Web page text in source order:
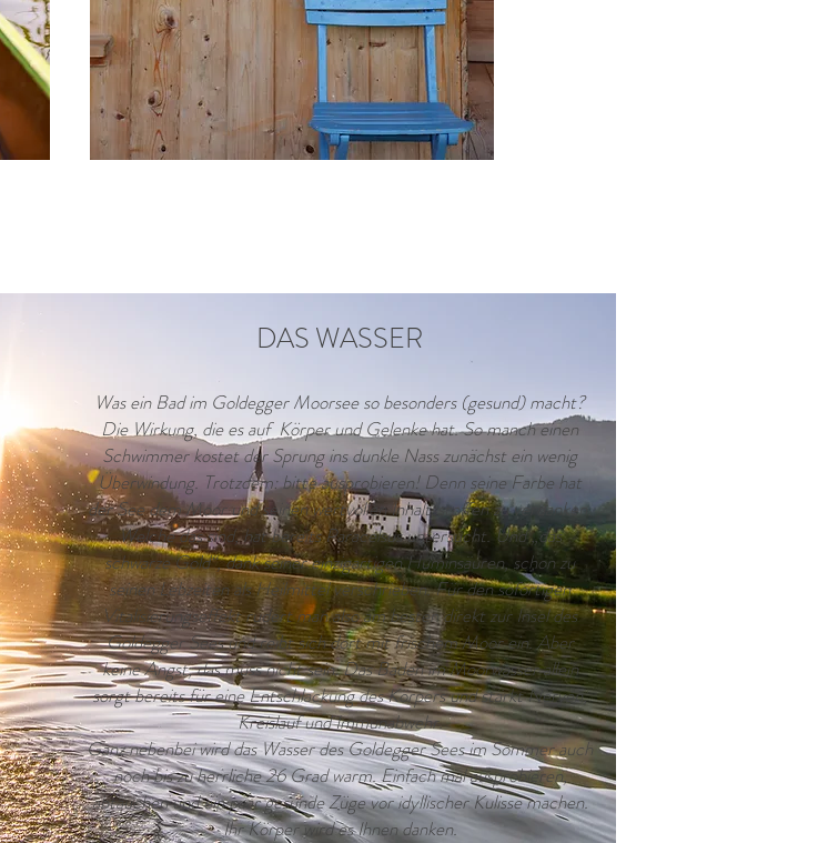
DAS WASSER
Was ein Bad im Goldegger Moorsee so besonders (gesund) macht?
Die Wirkung, die es auf Körper und Gelenke hat. So manch einen
Schwimmer kostet der Sprung ins dunkle Nass zunächst ein wenig
Überwindung. Trotzdem: bitte ausprobieren! Denn seine Farbe hat
der See dem Moor und seinen wertvollen Inhaltsstoffen zu verdanken.
Welche das sind, hat bereits Paracelsus untersucht. Und „das
schwarze Gold“, dank seiner einzigartigen Huminsäuren, schon zu
seinen Lebzeiten als Heilmittel verschrieben. Für den sofortigen
Vitalisierungseffekt rudert man also am besten direkt zur Insel des
Goldegger Sees und reibt sich dort mit frischem Moor ein. Aber
keine Angst, das muss nicht sein. Das Baden im Moorwasser allein
sorgt bereits für eine Entschlackung des Körpers und stärkt Nerven,
Kreislauf und Immunabwehr.
Ganz nebenbei wird das Wasser des Goldegger Sees im Sommer auch
noch bis zu herrliche 26 Grad warm. Einfach mal ausprobieren,
abtauchen und ein paar gesunde Züge vor idyllischer Kulisse machen.
Ihr Körper wird es Ihnen danken.